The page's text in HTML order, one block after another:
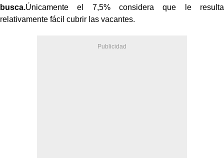
busca.Únicamente el 7,5% considera que le resulta
relativamente fácil cubrir las vacantes.